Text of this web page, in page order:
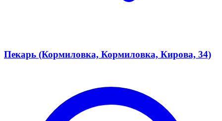
Пекарь (Кормиловка, Кормиловка, Кирова, 34)